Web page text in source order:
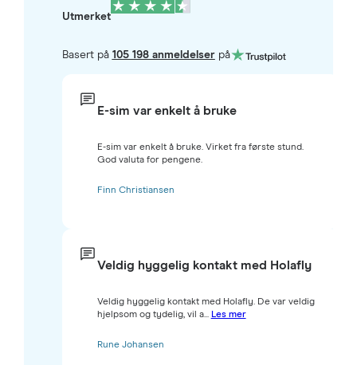
Utmerket
Basert på 105 198 anmeldelserpå
E-sim var enkelt å bruke
E-sim var enkelt å bruke. Virket fra første stund.
God valuta for pengene.
Finn Christiansen
Veldig hyggelig kontakt med Holafly
Veldig hyggelig kontakt med Holafly. De var veldig
hjelpsom og tydelig, vil a... Les mer
Rune Johansen